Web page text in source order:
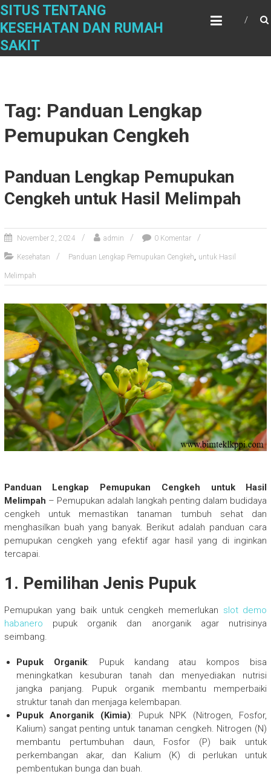
Skip
content
SITUS TENTANG
KESEHATAN DAN RUMAH
SAKIT
Tag: Panduan Lengkap
Pemupukan Cengkeh
Panduan Lengkap Pemupukan
Cengkeh untuk Hasil Melimpah
November 2, 2024 admin 0 Komentar
Kesehatan Panduan Lengkap Pemupukan Cengkeh, untuk Hasil
Melimpah
Panduan Lengkap Pemupukan Cengkeh untuk Hasil
Melimpah – Pemupukan adalah langkah penting dalam budidaya
cengkeh untuk memastikan tanaman tumbuh sehat dan
menghasilkan buah yang banyak. Berikut adalah panduan cara
pemupukan cengkeh yang efektif agar hasil yang di inginkan
tercapai.
1. Pemilihan Jenis Pupuk
Pemupukan yang baik untuk cengkeh memerlukan slot demo
habanero pupuk organik dan anorganik agar nutrisinya
seimbang.
Pupuk Organik: Pupuk kandang atau kompos bisa
meningkatkan kesuburan tanah dan menyediakan nutrisi
jangka panjang. Pupuk organik membantu memperbaiki
struktur tanah dan menjaga kelembapan.
Pupuk Anorganik (Kimia): Pupuk NPK (Nitrogen, Fosfor,
Kalium) sangat penting untuk tanaman cengkeh. Nitrogen (N)
membantu pertumbuhan daun, Fosfor (P) baik untuk
perkembangan akar, dan Kalium (K) di perlukan untuk
pembentukan bunga dan buah.